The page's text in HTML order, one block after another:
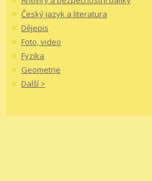
Český jazyk a literatura
Dějepis
Foto, video
Fyzika
Geometrie
Další >